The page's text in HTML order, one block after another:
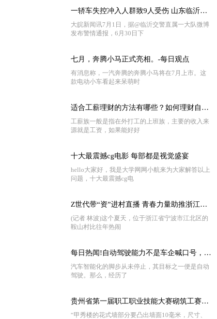
一轿车失控冲入人群致9人受伤 山东临沂警方通报-全球新动态
大皖新闻讯7月1日，据@临沂交警直属一大队微博
发布警情通报，6月30日下
七月，奔腾小马正式亮相。-每日观点
有消息称，一汽奔腾的奔腾小马将在7月上市。这
款电动小车看起来呆萌时
适合工薪理财的方法有哪些？如何理财自己的工资？
工薪族一般是指在外打工的上班族，主要的收入来
源就是工资，如果能好好
十大最震撼cg电影 每部都是视觉盛宴
hello大家好，我是大学网网小航来为大家解答以上
问题，十大最震撼cg电
Z世代带“资”进村直播 青春力量助推浙江乡村振兴
(记者 林波)这个夏天，位于浙江省宁波市江北区的
鞍山村比往年热闹
每日热闻!自动驾驶能力不是车企喊口号，奔驰L3级的国际认证比特斯拉还早
汽车智能化的脚步从未停止，其目标之一便是自动
驾驶。那么，经历了
贵州省第一届职工职业技能大赛砌筑工赛项一等奖获得者杨林：脑海里装着每一块砖的精准定位|今日报
“甲秀楼的花式墙部分要凸出墙面10毫米，尺寸、